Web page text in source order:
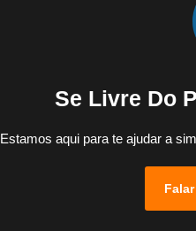
Se Livre Do
Estamos aqui para te ajudar a